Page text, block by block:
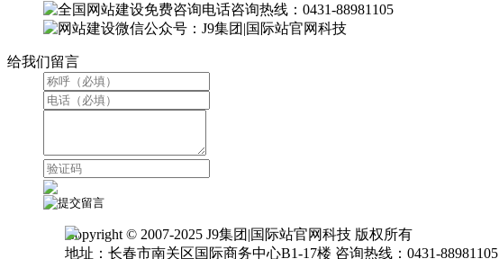
咨询热线：0431-88981105
微信公众号：J9集团|国际站官网科技
给我们留言
Copyright © 2007-2025 J9集团|国际站官网科技 版权所有
地址：长春市南关区国际商务中心B1-17楼 咨询热线：0431-88981105